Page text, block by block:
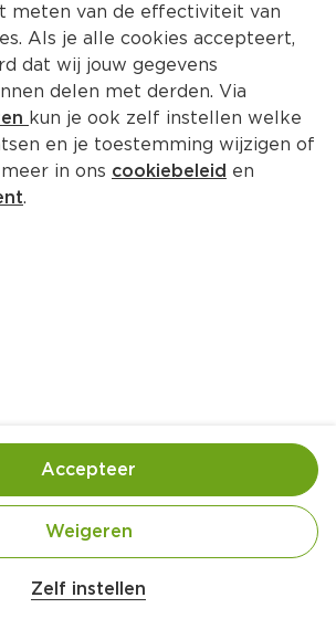
liter €3.40)
over dit product
meten van de effectiviteit van
Als je alle cookies accepteert,
dat wij jouw gegevens
delen met derden. Via
kun je ook zelf instellen welke
en je toestemming wijzigen of
in ons cookiebeleid en
.
Zelf instellen
Weigeren
Accepteer